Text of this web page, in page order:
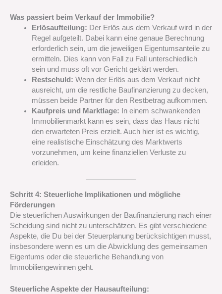
Was passiert beim Verkauf der Immobilie?
Erlösaufteilung: Der Erlös aus dem Verkauf wird in der
Regel aufgeteilt. Dabei kann eine genaue Berechnung
erforderlich sein, um die jeweiligen Eigentumsanteile zu
ermitteln. Dies kann von Fall zu Fall unterschiedlich
sein und muss oft vor Gericht geklärt werden.
Restschuld: Wenn der Erlös aus dem Verkauf nicht
ausreicht, um die restliche Baufinanzierung zu decken,
müssen beide Partner für den Restbetrag aufkommen.
Kaufpreis und Marktlage: In einem schwankenden
Immobilienmarkt kann es sein, dass das Haus nicht
den erwarteten Preis erzielt. Auch hier ist es wichtig,
eine realistische Einschätzung des Marktwerts
vorzunehmen, um keine finanziellen Verluste zu
erleiden.
Schritt 4: Steuerliche Implikationen und mögliche
Förderungen
Die steuerlichen Auswirkungen der Baufinanzierung nach einer
Scheidung sind nicht zu unterschätzen. Es gibt verschiedene
Aspekte, die Du bei der Steuerplanung berücksichtigen musst,
insbesondere wenn es um die Abwicklung des gemeinsamen
Eigentums oder die steuerliche Behandlung von
Immobiliengewinnen geht.
Steuerliche Aspekte der Hausaufteilung: